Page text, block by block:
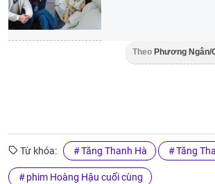
Theo Phương Ngân/
Từ khóa: Tăng Thanh Hà Tăng
phim Hoàng Hậu cuối cùng